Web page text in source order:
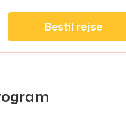
Bestil rejse